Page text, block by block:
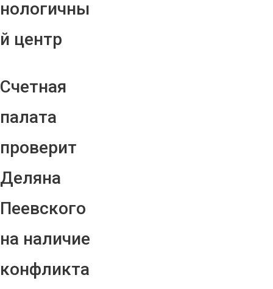
нологичны
й центр
Счетная
палата
проверит
Деляна
Пеевского
на наличие
конфликта